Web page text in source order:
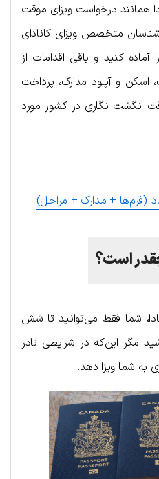
همانند درخواست ویزای موقت
متخصص ویزای کانادای
کنید و باقی اقدامات از
اسکن و آپلود مدارک، پرداخت
انگشت نگاری در کشور مورد
(فرم‌ها + مدارک + مراحل)
است؟
شما فقط می‌توانید تا شش
مگر این‌که در شرایطی نادر
به شما ویزا دهد.